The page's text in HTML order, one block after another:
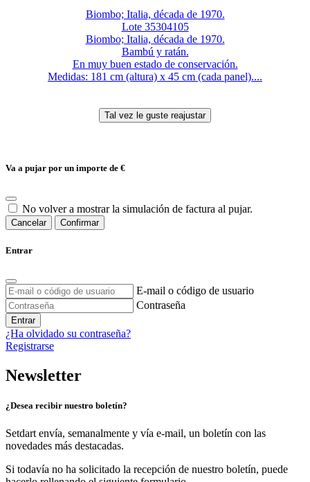
Biombo; Italia, década de 1970.
Lote 35304105
Biombo; Italia, década de 1970.
Bambú y ratán.
En muy buen estado de conservación.
Medidas: 181 cm (altura) x 45 cm (cada panel)....
Va a pujar por un importe de €
No volver a mostrar la simulación de factura al pujar.
Cancelar Confirmar
Entrar
E-mail o código de usuario
Contraseña
Entrar
¿Ha olvidado su contraseña?
Registrarse
Newsletter
¿Desea recibir nuestro boletín?
Setdart envía, semanalmente y vía e-mail, un boletín con las
novedades más destacadas.
Si todavía no ha solicitado la recepción de nuestro boletín, puede